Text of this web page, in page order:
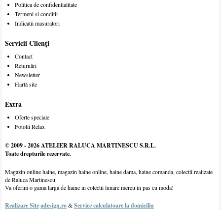
Politica de confidentialitate
Termeni si conditii
Indicatii masuratori
Servicii Clienţi
Contact
Returnări
Newsletter
Hartă site
Extra
Oferte speciale
Fotolii Relax
© 2009 -2026 ATELIER RALUCA MARTINESCU S.R.L.
Toate drepturile rezervate.
Magazin online haine, magazin haine online, haine dama, haine comanda, colectii realizate
de Raluca Martinescu.
Va oferim o gama larga de haine in colectii lunare mereu in pas cu moda!
Realizare Siteadesign.ro&Service calculatoare la domiciliu